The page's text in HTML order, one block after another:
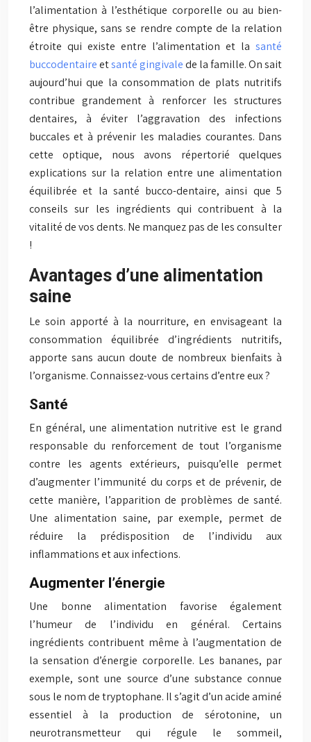
l’alimentation à l’esthétique corporelle ou au bien-
être physique, sans se rendre compte de la relation
étroite qui existe entre l’alimentation et la santé
buccodentaireetsanté gingivalede la famille. On sait
aujourd’hui que la consommation de plats nutritifs
contribue grandement à renforcer les structures
dentaires, à éviter l’aggravation des infections
buccales et à prévenir les maladies courantes. Dans
cette optique, nous avons répertorié quelques
explications sur la relation entre une alimentation
équilibrée et la santé bucco-dentaire, ainsi que 5
conseils sur les ingrédients qui contribuent à la
vitalité de vos dents. Ne manquez pas de les consulter
!
Avantages d’une alimentation
saine
Le soin apporté à la nourriture, en envisageant la
consommation équilibrée d’ingrédients nutritifs,
apporte sans aucun doute de nombreux bienfaits à
l’organisme. Connaissez-vous certains d’entre eux ?
Santé
En général, une alimentation nutritive est le grand
responsable du renforcement de tout l’organisme
contre les agents extérieurs, puisqu’elle permet
d’augmenter l’immunité du corps et de prévenir, de
cette manière, l’apparition de problèmes de santé.
Une alimentation saine, par exemple, permet de
réduire la prédisposition de l’individu aux
inflammations et aux infections.
Augmenter l’énergie
Une bonne alimentation favorise également
l’humeur de l’individu en général. Certains
ingrédients contribuent même à l’augmentation de
la sensation d’énergie corporelle. Les bananes, par
exemple, sont une source d’une substance connue
sous le nom de tryptophane. Il s’agit d’un acide aminé
essentiel à la production de sérotonine, un
neurotransmetteur qui régule le sommeil,